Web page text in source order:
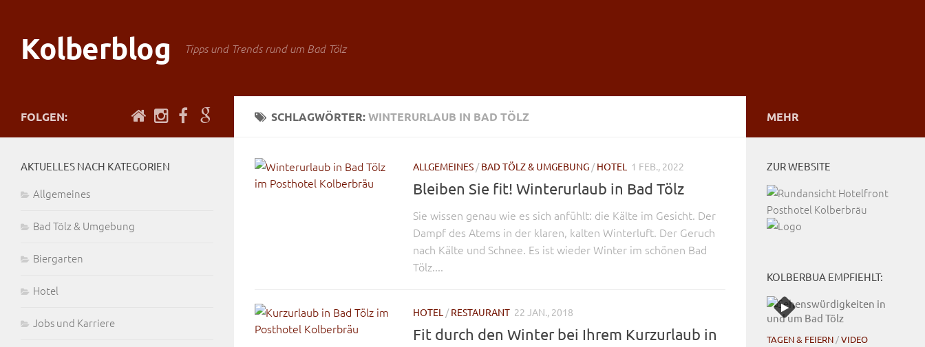
Kolberblog Tipps und Trends rund um Bad Tölz
SCHLAGWÖRTER:WINTERURLAUB IN BAD TÖLZ
ALLGEMEINES /BAD TÖLZ & UMGEBUNG /HOTEL 1 FEB., 2022
Bleiben Sie fit! Winterurlaub in Bad Tölz
Sie wissen genau wie es sich anfühlt: die Kälte im Gesicht. Der
Dampf des Atems in der klaren, kalten Winterluft. Der Geruch
nach Kälte und Schnee. Es ist wieder Winter im schönen Bad
Tölz....
HOTEL /RESTAURANT 22 JAN., 2018
Fit durch den Winter bei Ihrem Kurzurlaub in
FOLGEN:
AKTUELLES NACH KATEGORIEN
Allgemeines
Bad Tölz & Umgebung
Biergarten
Hotel
Jobs und Karriere
MEHR
ZUR WEBSITE
KOLBERBUA EMPFIEHLT:
TAGEN & FEIERN /VIDEO